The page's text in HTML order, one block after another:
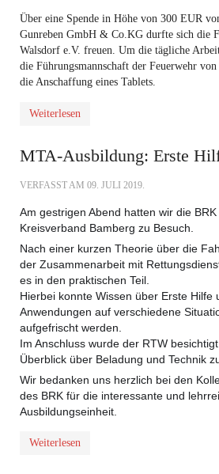
Über eine Spende in Höhe von 300 EUR
Gunreben GmbH & Co.KG durfte sich die
Walsdorf e.V. freuen. Um die tägliche
die Führungsmannschaft der Feuerwehr von
die Anschaffung eines Tablets.
Weiterlesen
MTA-Ausbildung: Erste
VERFASST AM 09. JULI 2019.
Am gestrigen Abend hatten wir die
Kreisverband Bamberg zu Besuch.
Nach einer kurzen Theorie über die
der Zusammenarbeit mit
es in den praktischen Teil.
Hierbei konnte Wissen über Erste Hilfe
Anwendungen auf verschiedene
aufgefrischt werden.
Im Anschluss wurde der RTW
Überblick über Beladung und Technik
Wir bedanken uns herzlich bei den
des BRK für die interessante und
Ausbildungseinheit.
Weiterlesen